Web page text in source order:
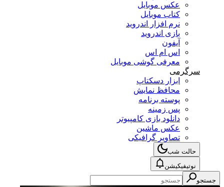
عکس موبایل
کتاب موبایل
نرم افزار اندروید
بازی اندروید
آیفون
اس ام اس
معرفی گوشی موبایل
سرگرمی
ابزار دسکتاپ
محافظ نمایش
پوسته برنامه
پس زمینه
دانلود بازی کامپیوتر
عکس ماشین
تصاویر گرافیکی
حالت شب
نوتیفیکیشن
جستجو